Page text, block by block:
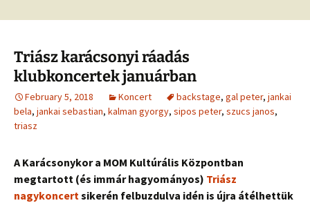
Triász karácsonyi ráadás
klubkoncertek januárban
February 5, 2018 Koncert backstage, gal peter, jankai
bela, jankai sebastian, kalman gyorgy, sipos peter, szucs janos,
triasz
A Karácsonykor a MOM Kultúrális Központban
megtartott (és immár hagyományos) Triász
nagykoncertsikerén felbuzdulva idén is újra átélhettük